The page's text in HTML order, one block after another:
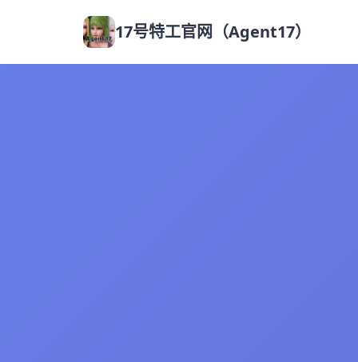
17号特工官网（Agent17）